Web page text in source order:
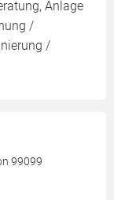
Anlage
/
/
99099